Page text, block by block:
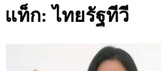
แท็ก: ไทยรัฐทีวี